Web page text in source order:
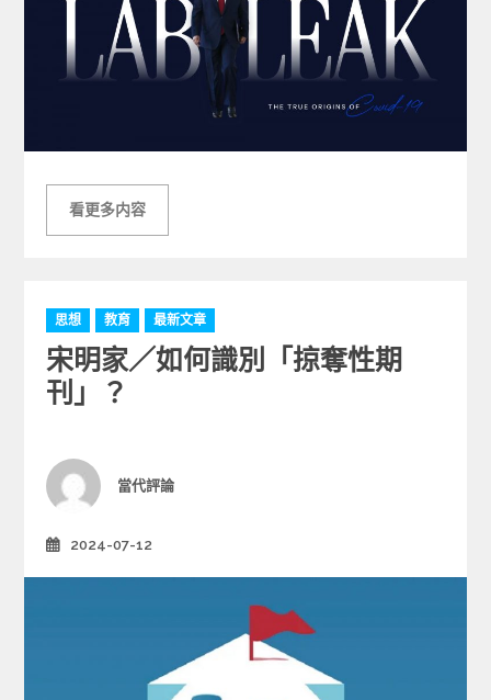
看更多内容
C
a
t
e
g
i
e
思想 教育 最新文章
宋明家／如何識別「掠奪性期
刊」？
Author
當代評論
2024-07-12